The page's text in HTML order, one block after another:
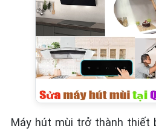
Máy hút mùi trở thành thiết